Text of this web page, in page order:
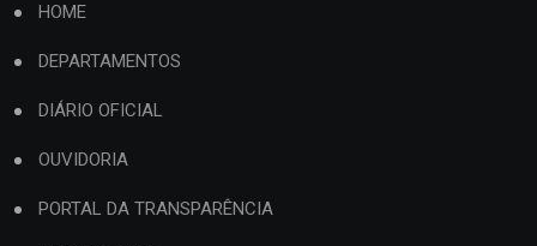
HOME
DEPARTAMENTOS
DIÁRIO OFICIAL
OUVIDORIA
PORTAL DA TRANSPARÊNCIA